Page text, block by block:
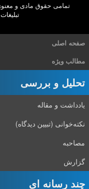
تمامی حقوق مادی و معنوی
تبلیغات
صفحه اصلی
مطالب ویژه
تحلیل و بررسی
یادداشت و مقاله
نکته‌خوانی (تبیین دیدگاه)
مصاحبه
گزارش
چند رسانه ای